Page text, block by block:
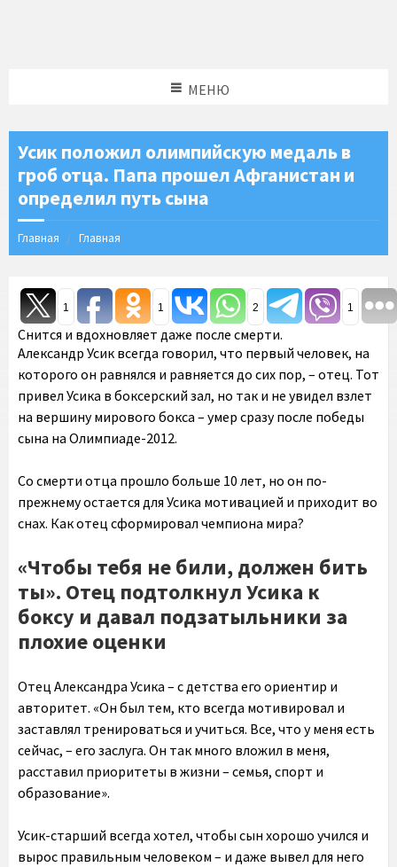
МЕНЮ
Усик положил олимпийскую медаль в
гроб отца. Папа прошел Афганистан и
определил путь сына
Главная Главная
1 1 2 1
Снится и вдохновляет даже после смерти.
Александр Усик всегда говорил, что первый человек, на
которого он равнялся и равняется до сих пор, – отец. Тот
привел Усика в боксерский зал, но так и не увидел взлет
на вершину мирового бокса – умер сразу после победы
сына на Олимпиаде-2012.
Со смерти отца прошло больше 10 лет, но он по-
прежнему остается для Усика мотивацией и приходит во
снах. Как отец сформировал чемпиона мира?
«Чтобы тебя не били, должен бить
ты». Отец подтолкнул Усика к
боксу и давал подзатыльники за
плохие оценки
Отец Александра Усика – с детства его ориентир и
авторитет. «Он был тем, кто всегда мотивировал и
заставлял тренироваться и учиться. Все, что у меня есть
сейчас, – его заслуга. Он так много вложил в меня,
расставил приоритеты в жизни – семья, спорт и
образование».
Усик-старший всегда хотел, чтобы сын хорошо учился и
вырос правильным человеком – и даже вывел для него